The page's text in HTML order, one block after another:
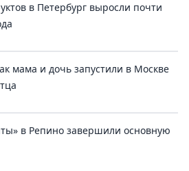
в Петербург выросли почти
мама и дочь запустили в Москве
в Репино завершили основную